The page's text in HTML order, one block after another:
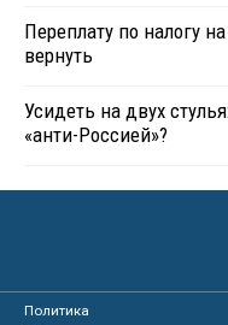
Переплату по налогу
вернуть
Усидеть на двух
«анти-Россией»?
Политика